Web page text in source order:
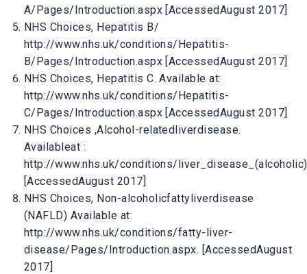
A/Pages/Introduction.aspx [AccessedAugust 2017]
NHS Choices, Hepatitis B/
http://www.nhs.uk/conditions/Hepatitis-
B/Pages/Introduction.aspx [AccessedAugust 2017]
NHS Choices, Hepatitis C. Available at:
http://www.nhs.uk/conditions/Hepatitis-
C/Pages/Introduction.aspx [AccessedAugust 2017]
NHS Choices ,Alcohol-relatedliverdisease.
Availableat :
http://www.nhs.uk/conditions/
[AccessedAugust 2017]
NHS Choices, Non-alcoholicfattyliverdisease
(NAFLD) Available at:
http://www.nhs.uk/conditions/fatty-liver-
disease/Pages/Introduction.aspx. [AccessedAugust
2017]